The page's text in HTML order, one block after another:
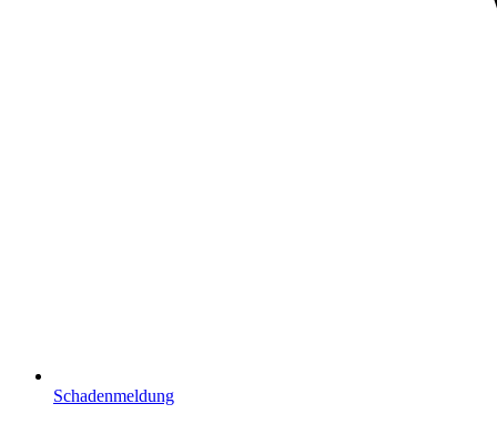
Schadenmeldung